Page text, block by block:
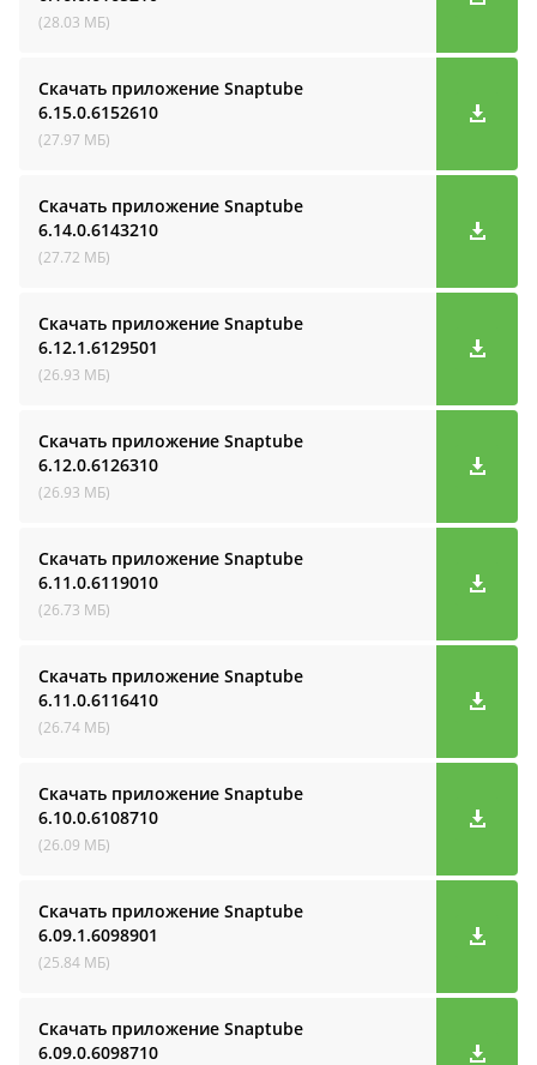
(28.03 МБ)
Скачать приложение Snaptube
6.15.0.6152610
(27.97 МБ)
Скачать приложение Snaptube
6.14.0.6143210
(27.72 МБ)
Скачать приложение Snaptube
6.12.1.6129501
(26.93 МБ)
Скачать приложение Snaptube
6.12.0.6126310
(26.93 МБ)
Скачать приложение Snaptube
6.11.0.6119010
(26.73 МБ)
Скачать приложение Snaptube
6.11.0.6116410
(26.74 МБ)
Скачать приложение Snaptube
6.10.0.6108710
(26.09 МБ)
Скачать приложение Snaptube
6.09.1.6098901
(25.84 МБ)
Скачать приложение Snaptube
6.09.0.6098710